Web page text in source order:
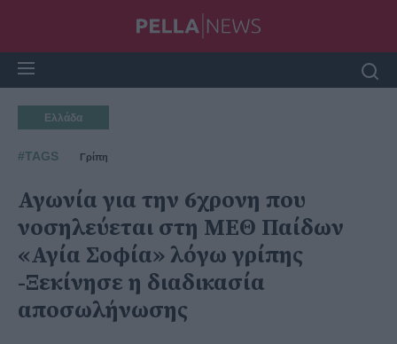
Ελλάδα
#TAGS Γρίπη
Αγωνία για την 6χρονη που
νοσηλεύεται στη ΜΕΘ Παίδων
«Αγία Σοφία» λόγω γρίπης
-Ξεκίνησε η διαδικασία
αποσωλήνωσης